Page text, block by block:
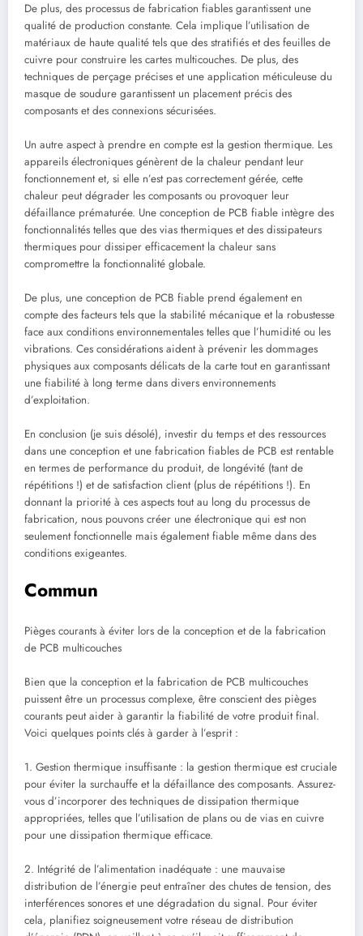
De plus, des processus de fabrication fiables garantissent une
qualité de production constante. Cela implique l’utilisation de
matériaux de haute qualité tels que des stratifiés et des feuilles de
cuivre pour construire les cartes multicouches. De plus, des
techniques de perçage précises et une application méticuleuse du
masque de soudure garantissent un placement précis des
composants et des connexions sécurisées.
Un autre aspect à prendre en compte est la gestion thermique. Les
appareils électroniques génèrent de la chaleur pendant leur
fonctionnement et, si elle n’est pas correctement gérée, cette
chaleur peut dégrader les composants ou provoquer leur
défaillance prématurée. Une conception de PCB fiable intègre des
fonctionnalités telles que des vias thermiques et des dissipateurs
thermiques pour dissiper efficacement la chaleur sans
compromettre la fonctionnalité globale.
De plus, une conception de PCB fiable prend également en
compte des facteurs tels que la stabilité mécanique et la robustesse
face aux conditions environnementales telles que l’humidité ou les
vibrations. Ces considérations aident à prévenir les dommages
physiques aux composants délicats de la carte tout en garantissant
une fiabilité à long terme dans divers environnements
d’exploitation.
En conclusion (je suis désolé), investir du temps et des ressources
dans une conception et une fabrication fiables de PCB est rentable
en termes de performance du produit, de longévité (tant de
répétitions !) et de satisfaction client (plus de répétitions !). En
donnant la priorité à ces aspects tout au long du processus de
fabrication, nous pouvons créer une électronique qui est non
seulement fonctionnelle mais également fiable même dans des
conditions exigeantes.
Commun
Pièges courants à éviter lors de la conception et de la fabrication
de PCB multicouches
Bien que la conception et la fabrication de PCB multicouches
puissent être un processus complexe, être conscient des pièges
courants peut aider à garantir la fiabilité de votre produit final.
Voici quelques points clés à garder à l’esprit :
1. Gestion thermique insuffisante : la gestion thermique est cruciale
pour éviter la surchauffe et la défaillance des composants. Assurez-
vous d’incorporer des techniques de dissipation thermique
appropriées, telles que l’utilisation de plans ou de vias en cuivre
pour une dissipation thermique efficace.
2. Intégrité de l’alimentation inadéquate : une mauvaise
distribution de l’énergie peut entraîner des chutes de tension, des
interférences sonores et une dégradation du signal. Pour éviter
cela, planifiez soigneusement votre réseau de distribution